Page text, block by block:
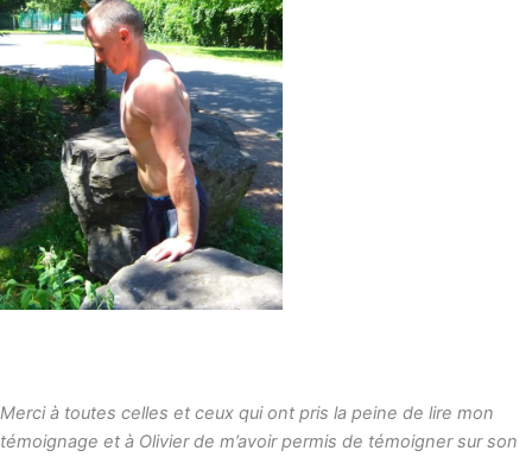
Merci à toutes celles et ceux qui ont pris la peine de lire mon
témoignage et à Olivier de m’avoir permis de témoigner sur son